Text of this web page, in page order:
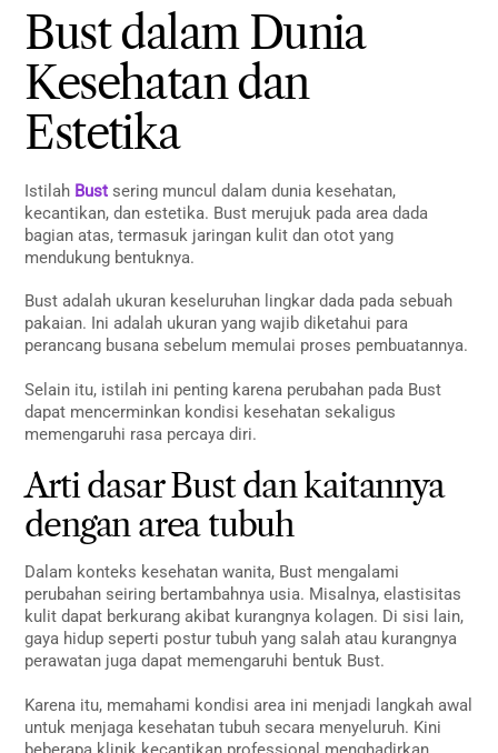
Bust dalam Dunia
Kesehatan dan
Estetika
Istilah Bust sering muncul dalam dunia kesehatan,
kecantikan, dan estetika. Bust merujuk pada area dada
bagian atas, termasuk jaringan kulit dan otot yang
mendukung bentuknya.
Bust adalah ukuran keseluruhan lingkar dada pada sebuah
pakaian. Ini adalah ukuran yang wajib diketahui para
perancang busana sebelum memulai proses pembuatannya.
Selain itu, istilah ini penting karena perubahan pada Bust
dapat mencerminkan kondisi kesehatan sekaligus
memengaruhi rasa percaya diri.
Arti dasar Bust dan kaitannya
dengan area tubuh
Dalam konteks kesehatan wanita, Bust mengalami
perubahan seiring bertambahnya usia. Misalnya, elastisitas
kulit dapat berkurang akibat kurangnya kolagen. Di sisi lain,
gaya hidup seperti postur tubuh yang salah atau kurangnya
perawatan juga dapat memengaruhi bentuk Bust.
Karena itu, memahami kondisi area ini menjadi langkah awal
untuk menjaga kesehatan tubuh secara menyeluruh. Kini